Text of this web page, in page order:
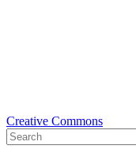
Creative Commons